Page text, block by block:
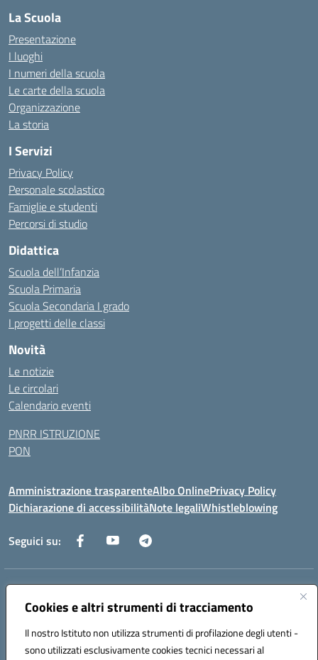
Cookies e altri strumenti di tracciamento
Il nostro Istituto non utilizza strumenti di profilazione degli utenti -
sono utilizzati esclusivamente cookies tecnici necessari al
La Scuola
Presentazione
I luoghi
I numeri della scuola
Le carte della scuola
Organizzazione
La storia
I Servizi
Privacy Policy
Personale scolastico
Famiglie e studenti
Percorsi di studio
Didattica
Scuola dell’Infanzia
Scuola Primaria
Scuola Secondaria I grado
I progetti delle classi
Novità
Le notizie
Le circolari
Calendario eventi
PNRR ISTRUZIONE
PON
Amministrazione trasparenteAlbo OnlinePrivacy Policy
Dichiarazione di accessibilitàNote legaliWhistleblowing
Seguici su:
Indirizzo:
Centralino:0832712132 Email:leic84200l@istruzione.it
Codice fiscale: 80012890754